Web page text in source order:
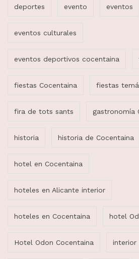
deportes evento eventos
eventos culturales
eventos deportivos cocentaina
fiestas Cocentaina fiestas
fira de tots sants gastronomía
historia historia de Cocentaina
hotel en Cocentaina
hoteles en Alicante interior
hoteles en Cocentaina hotel
Hotel Odon Cocentaina interior